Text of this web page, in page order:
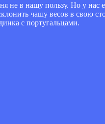
не в нашу пользу. Но у нас
чашу весов в свою
с португальцами.